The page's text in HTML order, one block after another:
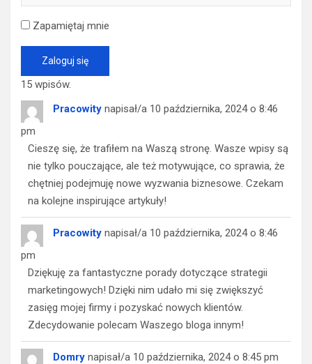
Zapamiętaj mnie
15 wpisów.
Pracowity napisał/a 10 października, 2024 o 8:46
pm
Cieszę się, że trafiłem na Waszą stronę. Wasze wpisy są
nie tylko pouczające, ale też motywujące, co sprawia, że
chętniej podejmuję nowe wyzwania biznesowe. Czekam
na kolejne inspirujące artykuły!
Pracowity napisał/a 10 października, 2024 o 8:46
pm
Dziękuję za fantastyczne porady dotyczące strategii
marketingowych! Dzięki nim udało mi się zwiększyć
zasięg mojej firmy i pozyskać nowych klientów.
Zdecydowanie polecam Waszego bloga innym!
Domry napisał/a 10 października, 2024 o 8:45 pm